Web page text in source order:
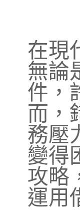
在現
無論
件，
而，
務壓
變得
攻略
運用